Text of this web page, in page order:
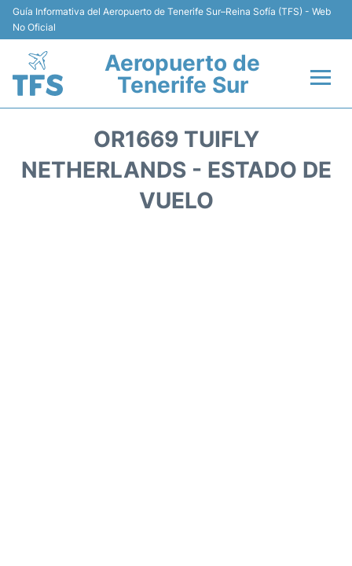
Guía Informativa del Aeropuerto de Tenerife Sur–Reina Sofía (TFS) - Web
No Oficial
Aeropuerto de
Tenerife Sur
Terminal
OR1669 TUIFLY
NETHERLANDS - ESTADO DE
VUELO